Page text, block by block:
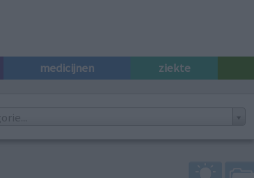
medicijnen ziekte